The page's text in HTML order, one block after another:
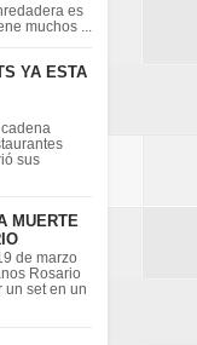
es
muchos ...
YA ESTA
sus
MUERTE
de marzo
Rosario
un set en un